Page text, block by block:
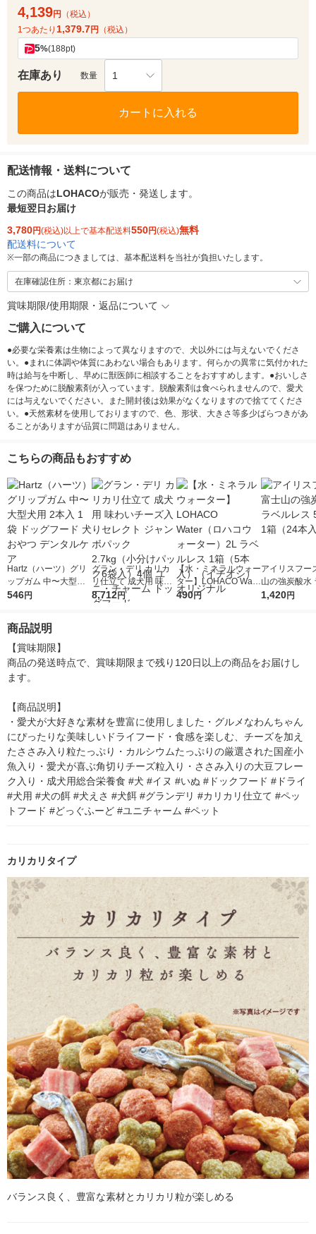
4,139円
（税込）
1つあたり 1,379.7円 （税込）
5%(188pt)
在庫あり 数量 1
カートに入れる
配送情報・送料について
この商品はLOHACOが販売・発送します。
最短翌日お届け
3,780円(税込)以上で基本配送料550円(税込)無料
配送料について
※一部の商品につきましては、基本配送料を当社が負担いたします。
在庫確認住所：東京都にお届け
賞味期限/使用期限・返品について
ご購入について
●必要な栄養素は生物によって異なりますので、犬以外には与えないでくださ
い。●まれに体調や体質にあわない場合もあります。何らかの異常に気付かれた
時は給与を中断し、早めに獣医師に相談することをおすすめします。●おいしさ
を保つために脱酸素剤が入っています。脱酸素剤は食べられませんので、愛犬
には与えないでください。また開封後は効果がなくなりますので捨ててくださ
い。●天然素材を使用しておりますので、色、形状、大きさ等多少ばらつきがあ
ることがありますが品質に問題はありません。
こちらの商品もおすすめ
Hartz（ハーツ）グリ
ップガム 中〜大型犬
用 2本入 1袋 ドッグフ
546円
グラン・デリ カリカ
リ仕立て 成犬用 味わ
いチーズ入りセレクト
8,712円
【水・ミネラルウォー
ター】LOHACO Wate
r（ロハコウォータ
490円
アイリスフー
山の強炭酸水
レス 500ml 1
1,420円
商品説明
【賞味期限】
商品の発送時点で、賞味期限まで残り120日以上の商品をお届けし
ます。
【商品説明】
・愛犬が大好きな素材を豊富に使用しました・グルメなわんちゃん
にぴったりな美味しいドライフード・食感を楽しむ、チーズを加え
たささみ入り粒たっぷり・カルシウムたっぷりの厳選された国産小
魚入り・愛犬が喜ぶ角切りチーズ粒入り・ささみ入りの大豆フレー
ク入り・成犬用総合栄養食 #犬 #イヌ #いぬ #ドックフード #ドライ
#犬用 #犬の餌 #犬えさ #犬餌 #グランデリ #カリカリ仕立て #ペッ
トフード #どっぐふーど #ユニチャーム #ペット
カリカリタイプ
バランス良く、豊富な素材とカリカリ粒が楽しめる